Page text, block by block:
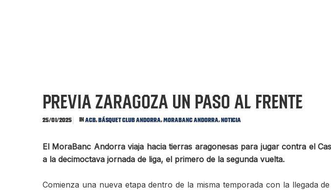
PREVIA ZARAGOZA Un paso al frente
25/01/2025 InACB,Básquet Club Andorra,MoraBanc Andorra,Noticia
El MoraBanc Andorra viaja hacia tierras aragonesas para jugar contra el
a la decimoctava jornada de liga, el primero de la segunda vuelta.
Comienza una nueva etapa dentro de la misma temporada con la llegada